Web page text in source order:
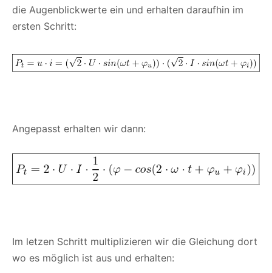
die Augenblickwerte ein und erhalten daraufhin im
ersten Schritt:
Angepasst erhalten wir dann:
Im letzen Schritt multiplizieren wir die Gleichung dort
wo es möglich ist aus und erhalten: